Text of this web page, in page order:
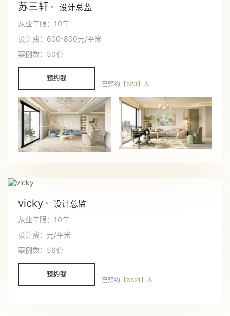
苏三轩 设计总监
从业年限：10年
设计费：600-800元/平米
案例数：50套
预约我
已预约 【523】 人
vicky 设计总监
从业年限：10年
设计费：元/平米
案例数：56套
预约我
已预约 【6521】 人